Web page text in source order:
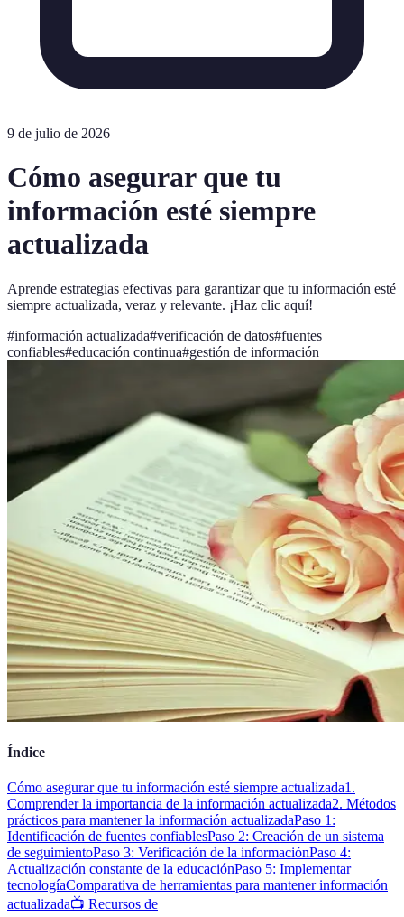
9 de julio de 2026
Cómo asegurar que tu
información esté siempre
actualizada
Aprende estrategias efectivas para garantizar que tu información esté
siempre actualizada, veraz y relevante. ¡Haz clic aquí!
#información actualizada#verificación de datos#fuentes
confiables#educación continua#gestión de información
Índice
Cómo asegurar que tu información esté siempre actualizada1.
Comprender la importancia de la información actualizada2. Métodos
prácticos para mantener la información actualizadaPaso 1:
Identificación de fuentes confiablesPaso 2: Creación de un sistema
de seguimientoPaso 3: Verificación de la informaciónPaso 4:
Actualización constante de la educaciónPaso 5: Implementar
tecnologíaComparativa de herramientas para mantener información
actualizada📺 Recursos de